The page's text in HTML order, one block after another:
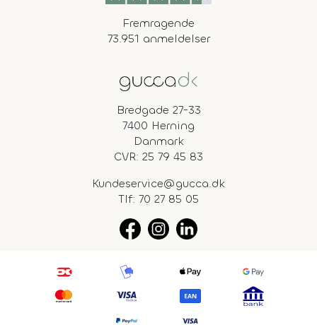
Fremragende
73.951 anmeldelser
Bredgade 27-33
7400 Herning
Danmark
CVR: 25 79 45 83
Kundeservice@gucca.dk
Tlf: 70 27 85 05